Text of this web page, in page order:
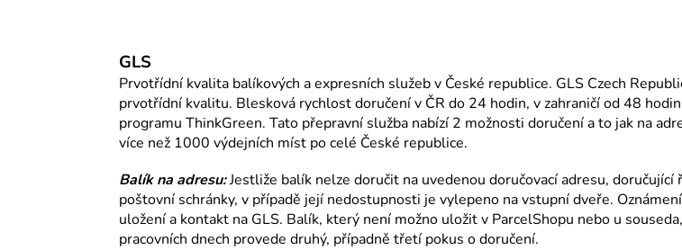
GLS
Prvotřídní kvalita balíkových a expresních služeb v České republice. GLS Czech
prvotřídní kvalitu. Blesková rychlost doručení v ČR do 24 hodin, v zahraničí od 48
programu ThinkGreen. Tato přepravní služba nabízí 2 možnosti doručení a to jak na
více než 1000 výdejních míst po celé České republice.
Balík na adresu:Jestliže balík nelze doručit na uvedenou doručovací adresu,
poštovní schránky, v případě její nedostupnosti je vylepeno na vstupní dveře.
uložení a kontakt na GLS. Balík, který není možno uložit v ParcelShopu nebo u
pracovních dnech provede druhý, případně třetí pokus o doručení.